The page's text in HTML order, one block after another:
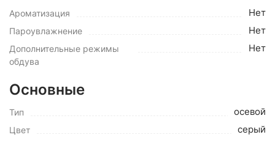
Ароматизация Нет
Пароувлажнение Нет
Дополнительные режимы
обдува
Нет
Основные
Тип осевой
Цвет серый